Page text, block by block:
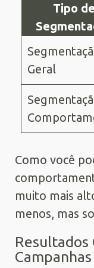
Tipo de
Geral
Como você
muito mais
menos, mas
Resultados